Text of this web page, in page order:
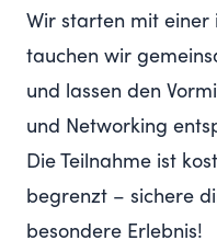
Wir starten mit einer
tauchen wir
und lassen den
und Networking
Die Teilnahme ist
begrenzt – sichere
besondere Erlebnis!